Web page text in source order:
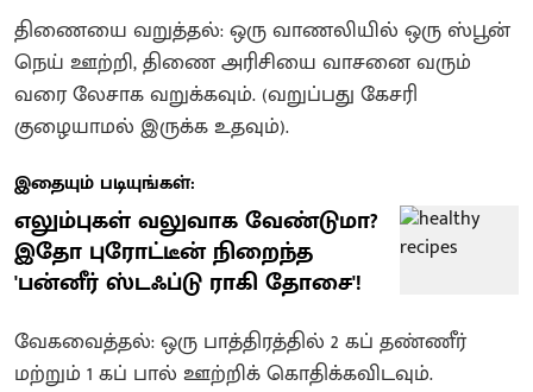
திணையை வறுத்தல்: ஒரு வாணலியில் ஒரு ஸ்பூன்
நெய் ஊற்றி, திணை அரிசியை வாசனை வரும்
வரை லேசாக வறுக்கவும். (வறுப்பது கேசரி
குழையாமல் இருக்க உதவும்).
இதையும் படியுங்கள்:
எலும்புகள் வலுவாக வேண்டுமா?
இதோ புரோட்டீன் நிறைந்த
'பன்னீர் ஸ்டஃப்டு ராகி தோசை'!
வேகவைத்தல்: ஒரு பாத்திரத்தில் 2 கப் தண்ணீர்
மற்றும் 1 கப் பால் ஊற்றிக் கொதிக்கவிடவும்.